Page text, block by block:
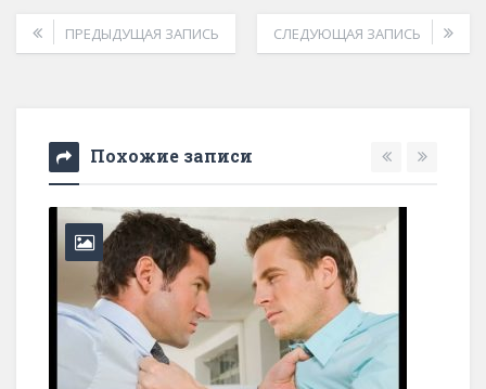
ПРЕДЫДУЩАЯ ЗАПИСЬ СЛЕДУЮЩАЯ ЗАПИСЬ
Похожие записи